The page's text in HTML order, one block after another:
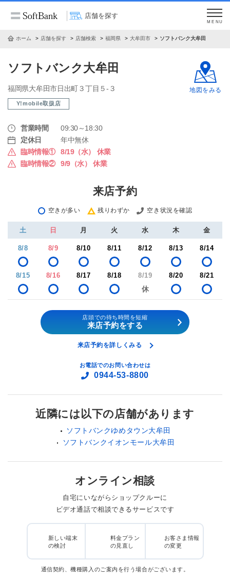
店舗を探す
MENU
ホーム 店舗を探す 店舗検索 福岡県 大牟田市 ソフトバンク大牟田
ソフトバンク大牟田
福岡県大牟田市日出町３丁目５‐３
Y!mobile取扱店
営業時間
09:30～18:30
定休日
年中無休
臨時情報①
8/19（水） 休業
臨時情報②
9/9（水） 休業
地図をみる
来店予約
空きが多い 残りわずか 空き状況を確認
土 日 月 火 水 木 金
8/8 8/9 8/10 8/11 8/12 8/13 8/14
8/15 8/16 8/17 8/18 8/19 8/20 8/21
店頭での待ち時間を短縮
来店予約をする
来店予約を詳しくみる
お電話でのお問い合わせは
0944-53-8800
近隣には以下の店舗があります
ソフトバンクゆめタウン大牟田
ソフトバンクイオンモール大牟田
オンライン相談
自宅にいながらショップクルーに
ビデオ通話で相談できるサービスです
新しい端末
の検討
料金プラン
の見直し
お客さま情報
の変更
通信契約、機種購入のご案内を行う場合がございます。